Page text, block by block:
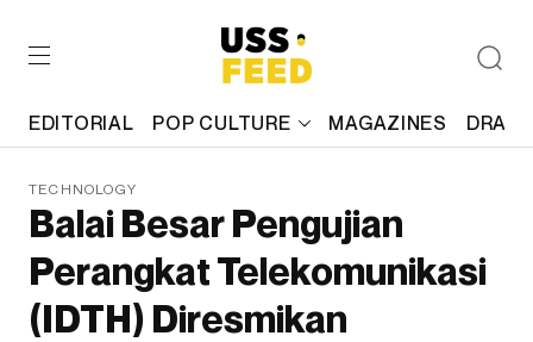
EDITORIAL POP CULTURE MAGAZINES
TECHNOLOGY
Balai Besar Pengujian
Perangkat Telekomunikasi
(IDTH) Diresmikan